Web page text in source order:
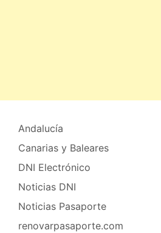
Andalucía
Canarias y Baleares
DNI Electrónico
Noticias DNI
Noticias Pasaporte
renovarpasaporte.com